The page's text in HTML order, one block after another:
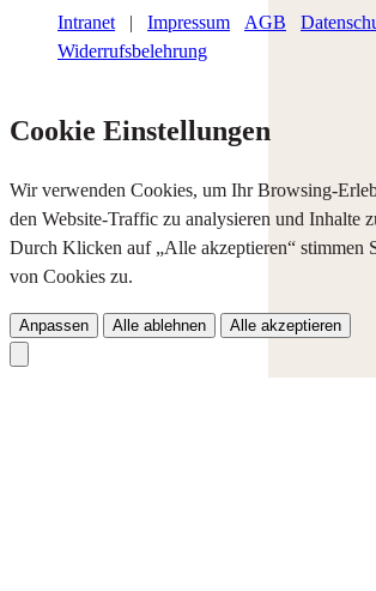
Intranet | Impressum AGB
Widerrufsbelehrung
Cookie Einstellungen
Wir verwenden Cookies, um Ihr Browsing-
den Website-Traffic zu analysieren und Inhalte
Durch Klicken auf „Alle akzeptieren“ stimmen
von Cookies zu.
Anpassen Alle ablehnen Alle akzeptieren